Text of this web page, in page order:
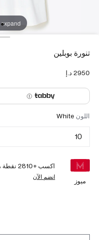
تنورة بوبلين
اللون White
10
ميوز
اكسب +2810 نقطة
انضم الآن